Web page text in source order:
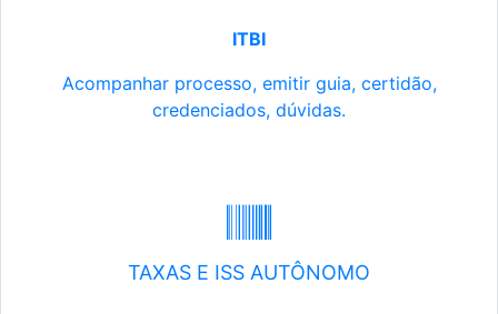
ITBI
Acompanhar processo, emitir guia, certidão,
credenciados, dúvidas.
TAXAS E ISS AUTÔNOMO